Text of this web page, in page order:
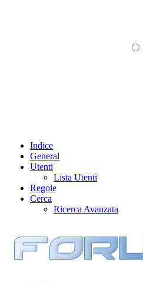
Indice
General
Utenti
Lista Utenti
Regole
Cerca
Ricerca Avanzata